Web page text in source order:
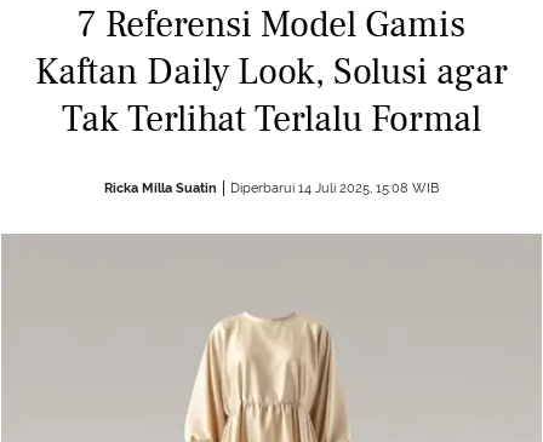
7 Referensi Model Gamis
Kaftan Daily Look, Solusi agar
Tak Terlihat Terlalu Formal
Ricka Milla Suatin Diperbarui 14 Juli 2025, 15:08 WIB